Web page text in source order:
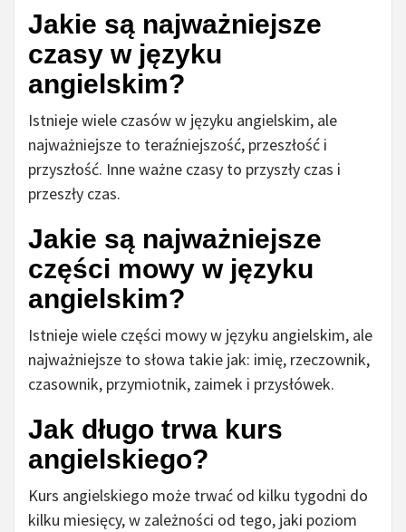
Jakie są najważniejsze
czasy w języku
angielskim?
Istnieje wiele czasów w języku angielskim, ale
najważniejsze to teraźniejszość, przeszłość i
przyszłość. Inne ważne czasy to przyszły czas i
przeszły czas.
Jakie są najważniejsze
części mowy w języku
angielskim?
Istnieje wiele części mowy w języku angielskim, ale
najważniejsze to słowa takie jak: imię, rzeczownik,
czasownik, przymiotnik, zaimek i przysłówek.
Jak długo trwa kurs
angielskiego?
Kurs angielskiego może trwać od kilku tygodni do
kilku miesięcy, w zależności od tego, jaki poziom